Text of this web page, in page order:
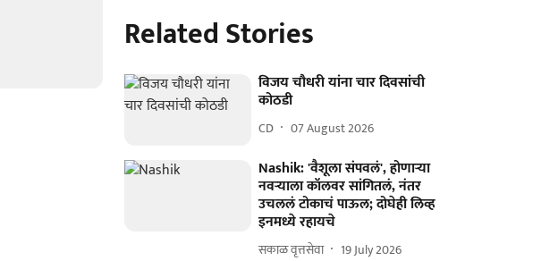
Related Stories
विजय चौधरी यांना चार दिवसांची
कोठडी
CD 07 August 2026
Nashik: 'वैशूला संपवलं', होणाऱ्या
नवऱ्याला कॉलवर सांगितलं, नंतर
उचललं टोकाचं पाऊल; दोघेही लिव्ह
इनमध्ये रहायचे
सकाळ वृत्तसेवा 19 July 2026